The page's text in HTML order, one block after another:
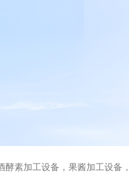
高温杀菌设备，无菌袋灌装机，UHT管式杀菌机，去核破碎机，